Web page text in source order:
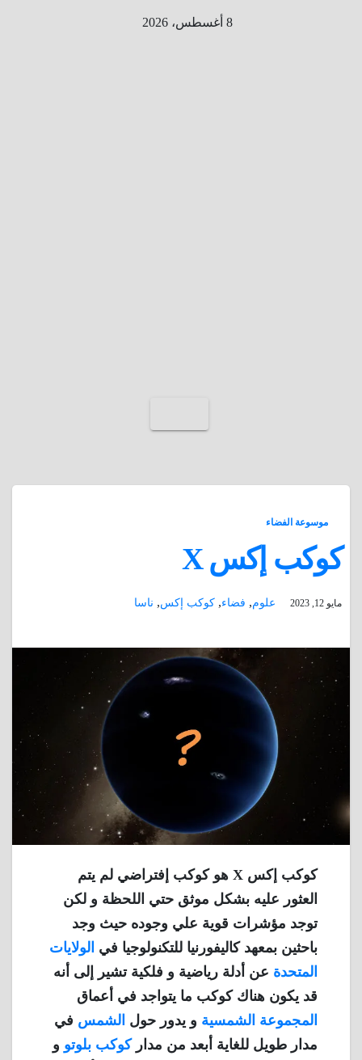
8 أغسطس، 2026
موسوعة الفضاء
كوكب إكس X
مايو 12, 2023 علوم, فضاء, كوكب إكس, ناسا
كوكب إكس X هو كوكب إفتراضي لم يتم
العثور عليه بشكل موثق حتي اللحظة و لكن
توجد مؤشرات قوية علي وجوده حيث وجد
باحثين بمعهد كاليفورنيا للتكنولوجيا في الولايات
المتحدة عن أدلة رياضية و فلكية تشير إلى أنه
قد يكون هناك كوكب ما يتواجد في أعماق
المجموعة الشمسية و يدور حول الشمس في
مدار طويل للغاية أبعد من مدار كوكب بلوتو و